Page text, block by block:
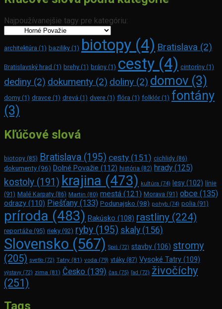
Najpoužívanejšie tagy pre kategóriu:
architektúra (1) baziliky (1) biotopy (4) Bratislava (2)
Bratislavský hrad (1) brehy (1) brány (1) cesty (4) cintoríny (1)
dediny (2) dokumenty (2) doliny (2) domov (3)
domy (1) dravce (1) drevá (1) dvere (1) flóra (1) folklór (1) fontány
(3)
Kľúčové slová
biotopy (85) Bratislava (195) cesty (151) cichlidy (86)
dokumenty (96) Dolné Považie (112) história (82) hrady (125)
kostoly (191) krajina (473) kultúra (74) lesy(102) línie
(91) Malé Karpaty (86) Martin (80) mestá (121) Morava (91) obce (135)
odrazy (110) Piešťany (133) Podunajsko (98) pohyb (74) polia (91)
príroda (483) Rakúsko (108) rastliny (224)
reportáže (95) rieky (92) ryby (195) skaly (156)
Slovensko (567) Spiš (72) stavby (106) stromy
(205) svetlo (72) Tatry (81) voda (79) vtáky (87) Vysoké Tatry (109)
výstavy (72) zima (81) Česko (139) čas (75) ľad (72) živočíchy
(251)
Tags